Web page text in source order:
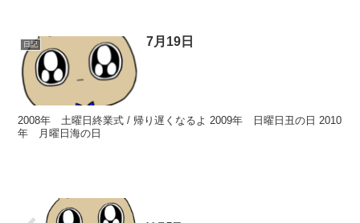
日記 7月19日
2008年 土曜日終業式 / 帰り遅くなるよ 2009年 日曜日丑の日 2010
年 月曜日海の日